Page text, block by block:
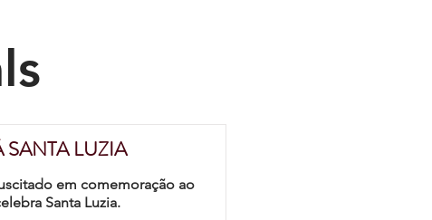
SANTA LUZIA
em comemoração ao
Santa Luzia.